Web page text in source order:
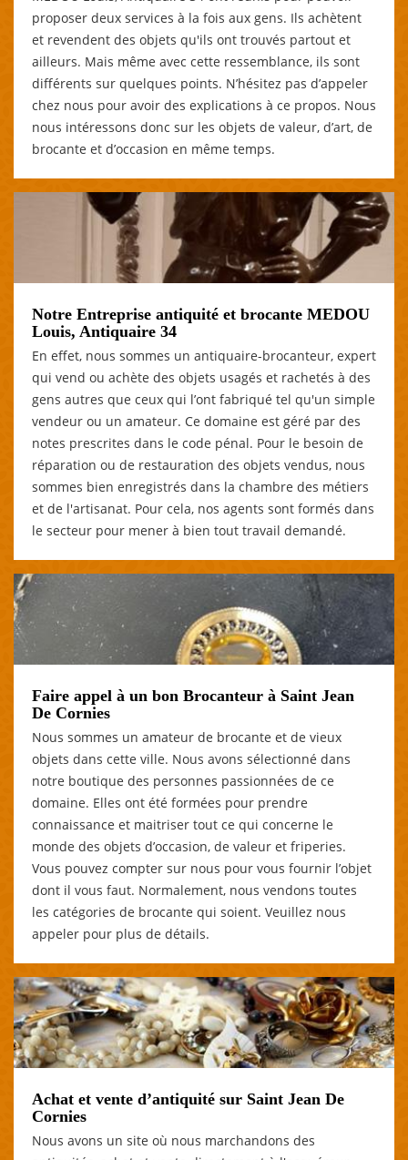
proposer deux services à la fois aux gens. Ils achètent
et revendent des objets qu'ils ont trouvés partout et
ailleurs. Mais même avec cette ressemblance, ils sont
différents sur quelques points. N’hésitez pas d’appeler
chez nous pour avoir des explications à ce propos. Nous
nous intéressons donc sur les objets de valeur, d’art, de
brocante et d’occasion en même temps.
Notre Entreprise antiquité et brocante MEDOU
Louis, Antiquaire 34
En effet, nous sommes un antiquaire-brocanteur, expert
qui vend ou achète des objets usagés et rachetés à des
gens autres que ceux qui l’ont fabriqué tel qu'un simple
vendeur ou un amateur. Ce domaine est géré par des
notes prescrites dans le code pénal. Pour le besoin de
réparation ou de restauration des objets vendus, nous
sommes bien enregistrés dans la chambre des métiers
et de l'artisanat. Pour cela, nos agents sont formés dans
le secteur pour mener à bien tout travail demandé.
Faire appel à un bon Brocanteur à Saint Jean
De Cornies
Nous sommes un amateur de brocante et de vieux
objets dans cette ville. Nous avons sélectionné dans
notre boutique des personnes passionnées de ce
domaine. Elles ont été formées pour prendre
connaissance et maitriser tout ce qui concerne le
monde des objets d’occasion, de valeur et friperies.
Vous pouvez compter sur nous pour vous fournir l’objet
dont il vous faut. Normalement, nous vendons toutes
les catégories de brocante qui soient. Veuillez nous
appeler pour plus de détails.
Achat et vente d’antiquité sur Saint Jean De
Cornies
Nous avons un site où nous marchandons des